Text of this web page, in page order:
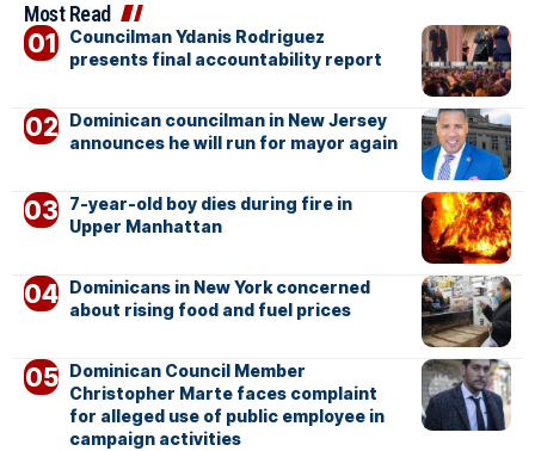
Most Read
Councilman Ydanis Rodriguez
presents final accountability report
Dominican councilman in New Jersey
announces he will run for mayor again
7-year-old boy dies during fire in
Upper Manhattan
Dominicans in New York concerned
about rising food and fuel prices
Dominican Council Member
Christopher Marte faces complaint
for alleged use of public employee in
campaign activities